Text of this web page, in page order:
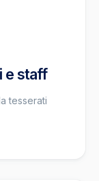
e staff
tesserati